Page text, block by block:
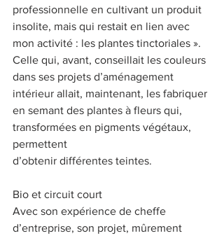
professionnelle en cultivant un produit
insolite, mais qui restait en lien avec
mon activité : les plantes tinctoriales ».
Celle qui, avant, conseillait les couleurs
dans ses projets d’aménagement
intérieur allait, maintenant, les fabriquer
en semant des plantes à fleurs qui,
transformées en pigments végétaux,
permettent
d’obtenir différentes teintes.
Bio et circuit court
Avec son expérience de cheffe
d’entreprise, son projet, mûrement